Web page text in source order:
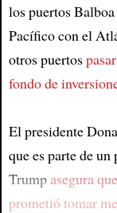
Article
los puertos
Pacífico con el
otros puertos
fondo de
El presidente
que es parte de un
Trumpasegura que
prometió tomar